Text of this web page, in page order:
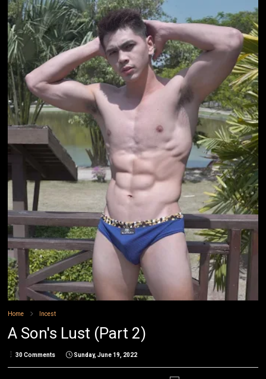
Home Incest
A Son's Lust (Part 2)
30 Comments Sunday, June 19, 2022